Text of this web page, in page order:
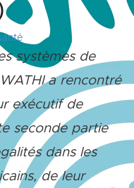
systèmes de
a rencontré
exécutif de
seconde partie
dans les
de leur